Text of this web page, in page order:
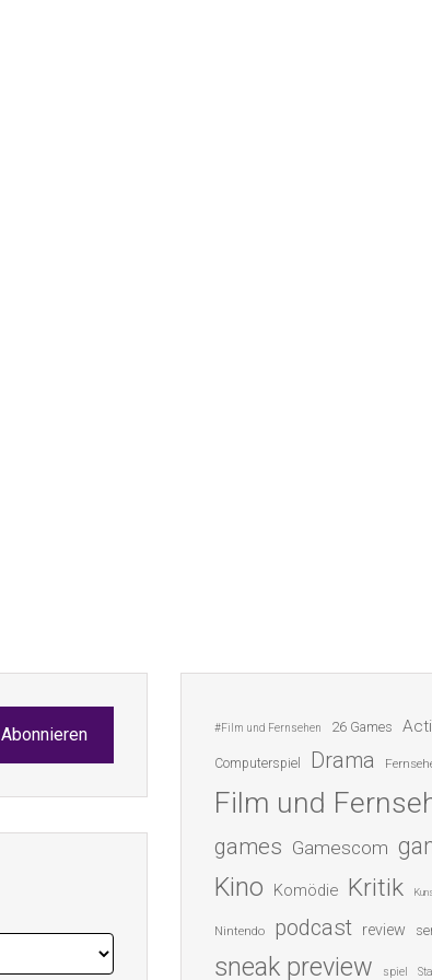
Abonnieren #Film und Fernsehen 26 Games
Computerspiel Drama
Film und
games Gamescom
Kino Komödie Kritik
Nintendo podcast review
sneak preview spiel